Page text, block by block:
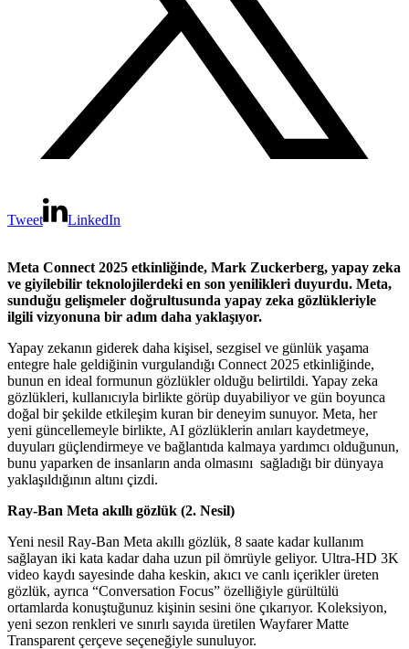
Tweet LinkedIn
Meta Connect 2025 etkinliğinde, Mark Zuckerberg, yapay zeka
ve giyilebilir teknolojilerdeki en son yenilikleri duyurdu. Meta,
sunduğu gelişmeler doğrultusunda yapay zeka gözlükleriyle
ilgili vizyonuna bir adım daha yaklaşıyor.
Yapay zekanın giderek daha kişisel, sezgisel ve günlük yaşama
entegre hale geldiğinin vurgulandığı Connect 2025 etkinliğinde,
bunun en ideal formunun gözlükler olduğu belirtildi. Yapay zeka
gözlükleri, kullanıcıyla birlikte görüp duyabiliyor ve gün boyunca
doğal bir şekilde etkileşim kuran bir deneyim sunuyor. Meta, her
yeni güncellemeyle birlikte, AI gözlüklerin anıları kaydetmeye,
duyuları güçlendirmeye ve bağlantıda kalmaya yardımcı olduğunun,
bunu yaparken de insanların anda olmasını sağladığı bir dünyaya
yaklaşıldığının altını çizdi.
Ray-Ban Meta akıllı gözlük (2. Nesil)
Yeni nesil Ray-Ban Meta akıllı gözlük, 8 saate kadar kullanım
sağlayan iki kata kadar daha uzun pil ömrüyle geliyor. Ultra-HD 3K
video kaydı sayesinde daha keskin, akıcı ve canlı içerikler üreten
gözlük, ayrıca “Conversation Focus” özelliğiyle gürültülü
ortamlarda konuştuğunuz kişinin sesini öne çıkarıyor. Koleksiyon,
yeni sezon renkleri ve sınırlı sayıda üretilen Wayfarer Matte
Transparent çerçeve seçeneğiyle sunuluyor.